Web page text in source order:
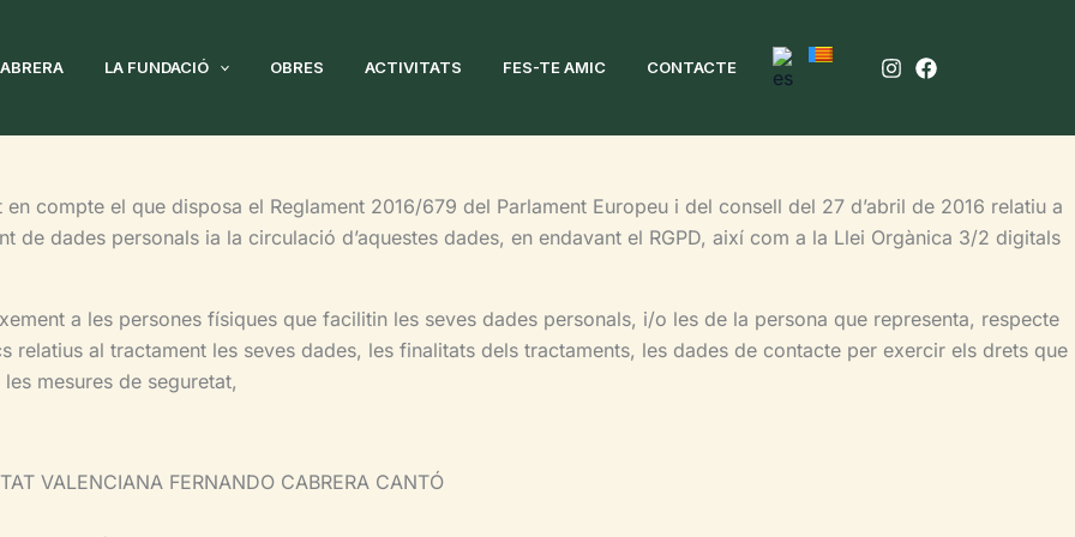
LA FUNDACIÓ OBRES ACTIVITATS FES-TE AMIC CONTACTE
compte el que disposa el Reglament 2016/679 del Parlament Europeu i del consell del 27 d’abril de 2016 relatiu a
dades personals ia la circulació d’aquestes dades, en endavant el RGPD, així com a la Llei Orgànica 3/2 digitals
a les persones físiques que facilitin les seves dades personals, i/o les de la persona que representa, respecte
relatius al tractament les seves dades, les finalitats dels tractaments, les dades de contacte per exercir els drets que
mesures de seguretat,
VALENCIANA FERNANDO CABRERA CANTÓ